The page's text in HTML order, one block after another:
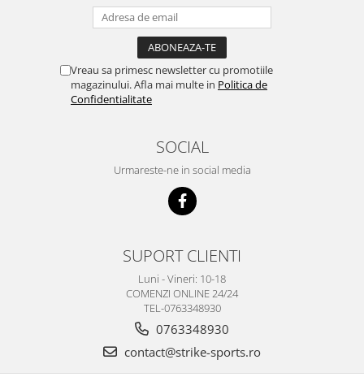
Vreau sa primesc newsletter cu promotiile
magazinului. Afla mai multe in Politica de
Confidentialitate
SOCIAL
Urmareste-ne in social media
SUPORT CLIENTI
Luni - Vineri: 10-18
COMENZI ONLINE 24/24
TEL-0763348930
0763348930
contact@strike-sports.ro